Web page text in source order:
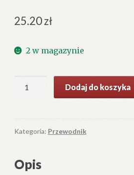
25.20zł
2 w magazynie
Beskidy
Żywiecki
Mały
(część
Dodaj do koszyka
Kategoria: Przewodnik
Opis